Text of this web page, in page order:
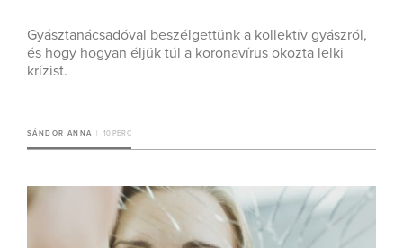
Gyásztanácsadóval beszélgettünk a kollektív gyászról,
és hogy hogyan éljük túl a koronavírus okozta lelki
krízist.
SÁNDOR ANNA 10 PERC